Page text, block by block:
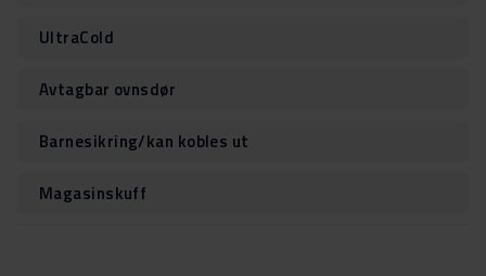
UltraCold
Avtagbar ovnsdør
Barnesikring/kan kobles ut
Magasinskuff